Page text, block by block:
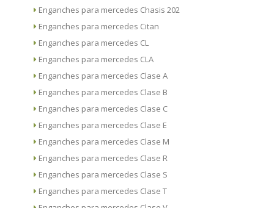
Enganches para mercedes Chasis 202
Enganches para mercedes Citan
Enganches para mercedes CL
Enganches para mercedes CLA
Enganches para mercedes Clase A
Enganches para mercedes Clase B
Enganches para mercedes Clase C
Enganches para mercedes Clase E
Enganches para mercedes Clase M
Enganches para mercedes Clase R
Enganches para mercedes Clase S
Enganches para mercedes Clase T